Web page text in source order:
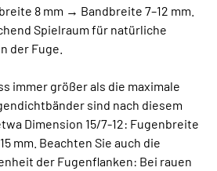
8 mm → Bandbreite 7–12 mm.
Spielraum für natürliche
der Fuge.
immer größer als die maximale
sind nach diesem
Dimension 15/7-12: Fugenbreite
mm. Beachten Sie auch die
der Fugenflanken: Bei rauen